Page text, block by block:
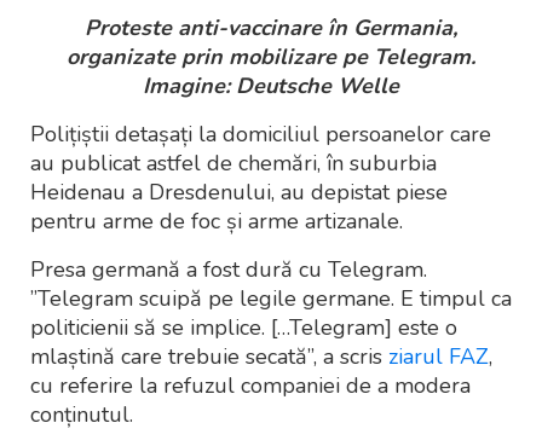
Proteste anti-vaccinare în Germania,
organizate prin mobilizare pe Telegram.
Imagine: Deutsche Welle
Polițiștii detașați la domiciliul persoanelor care
au publicat astfel de chemări, în suburbia
Heidenau a Dresdenului, au depistat piese
pentru arme de foc și arme artizanale.
Presa germană a fost dură cu Telegram.
”Telegram scuipă pe legile germane. E timpul ca
politicienii să se implice. […Telegram] este o
mlaștină care trebuie secată”, a scris ziarul FAZ,
cu referire la refuzul companiei de a modera
conținutul.